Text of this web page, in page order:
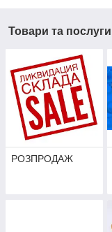
Товари та послуги
РОЗПРОДАЖ